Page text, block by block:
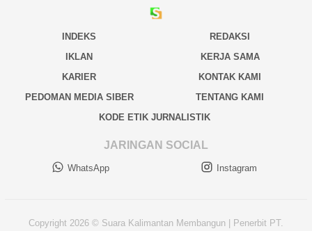
INDEKS
REDAKSI
IKLAN
KERJA SAMA
KARIER
KONTAK KAMI
PEDOMAN MEDIA SIBER
TENTANG KAMI
KODE ETIK JURNALISTIK
JARINGAN SOCIAL
WhatsApp Instagram
Copyright 2026 © Suara Kalimantan Membangun | Penerbit PT.